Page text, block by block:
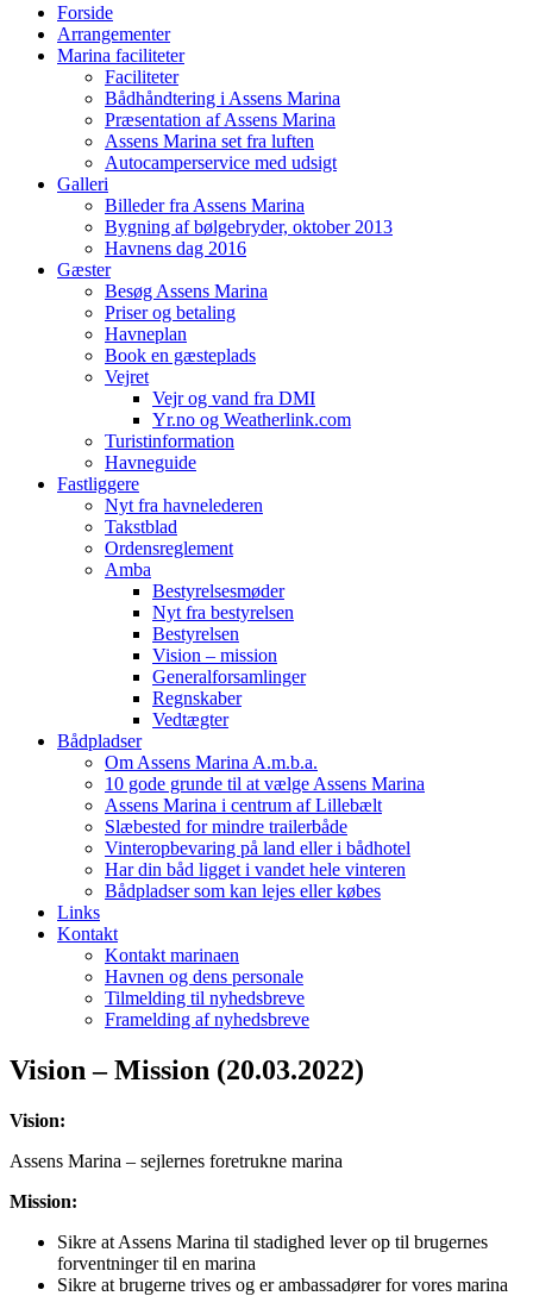
Forside
Arrangementer
Marina faciliteter
Faciliteter
Bådhåndtering i Assens Marina
Præsentation af Assens Marina
Assens Marina set fra luften
Autocamperservice med udsigt
Galleri
Billeder fra Assens Marina
Bygning af bølgebryder, oktober 2013
Havnens dag 2016
Gæster
Besøg Assens Marina
Priser og betaling
Havneplan
Book en gæsteplads
Vejret
Vejr og vand fra DMI
Yr.no og Weatherlink.com
Turistinformation
Havneguide
Fastliggere
Nyt fra havnelederen
Takstblad
Ordensreglement
Amba
Bestyrelsesmøder
Nyt fra bestyrelsen
Bestyrelsen
Vision – mission
Generalforsamlinger
Regnskaber
Vedtægter
Bådpladser
Om Assens Marina A.m.b.a.
10 gode grunde til at vælge Assens Marina
Assens Marina i centrum af Lillebælt
Slæbested for mindre trailerbåde
Vinteropbevaring på land eller i bådhotel
Har din båd ligget i vandet hele vinteren
Bådpladser som kan lejes eller købes
Links
Kontakt
Kontakt marinaen
Havnen og dens personale
Tilmelding til nyhedsbreve
Framelding af nyhedsbreve
Vision – Mission (20.03.2022)
Vision:
Assens Marina – sejlernes foretrukne marina
Mission:
Sikre at Assens Marina til stadighed lever op til brugernes
forventninger til en marina
Sikre at brugerne trives og er ambassadører for vores marina